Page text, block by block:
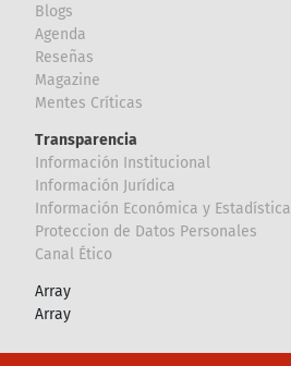
Blogs
Agenda
Reseñas
Magazine
Mentes Críticas
Transparencia
Información Institucional
Información Jurídica
Información Económica y Estadística
Proteccion de Datos Personales
Canal Ético
Array
Array